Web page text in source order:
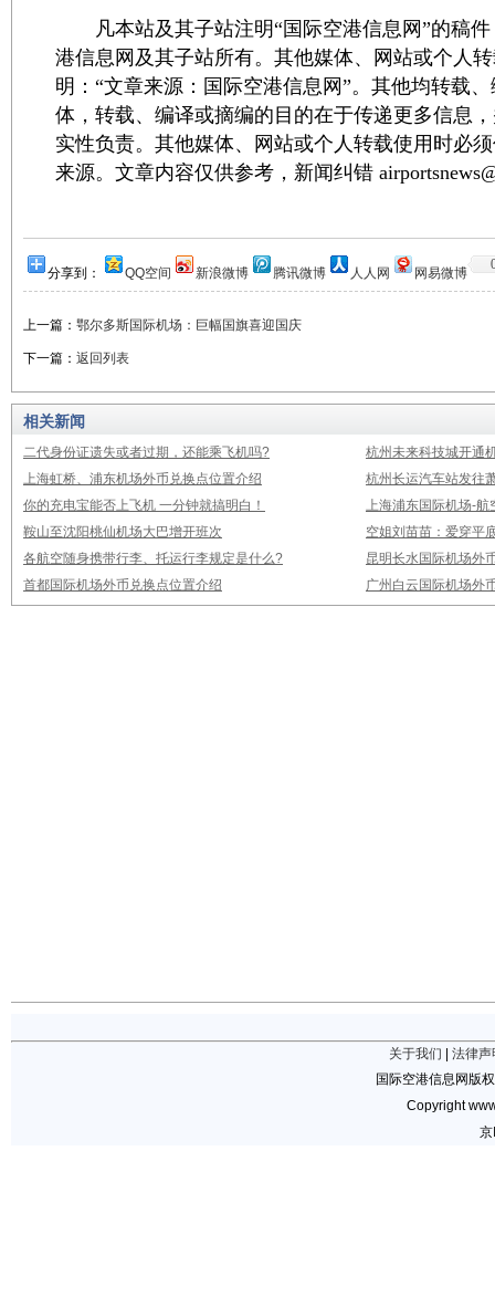
凡本站及其子站注明“国际空港信息网”的稿件
港信息网及其子站所有。其他媒体、网站或个人
明：“文章来源：国际空港信息网”。其他均转载
体，转载、编译或摘编的目的在于传递更多信息
实性负责。其他媒体、网站或个人转载使用时必
来源。文章内容仅供参考，新闻纠错
分享到： QQ空间 新浪微博 腾讯微博 人人网 网易微博
上一篇： 鄂尔多斯国际机场：巨幅国旗喜迎国庆
下一篇： 返回列表
相关新闻
二代身份证遗失或者过期，还能乘飞机吗?
杭州未来科技城开通
上海虹桥、浦东机场外币兑换点位置介绍
杭州长运汽车站发往
你的充电宝能否上飞机 一分钟就搞明白！
上海浦东国际机场-航
鞍山至沈阳桃仙机场大巴增开班次
空姐刘苗苗：爱穿平
各航空随身携带行李、托运行李规定是什么?
昆明长水国际机场外
首都国际机场外币兑换点位置介绍
广州白云国际机场外
关于我们
法律声
国际空港信息网版
Copyright